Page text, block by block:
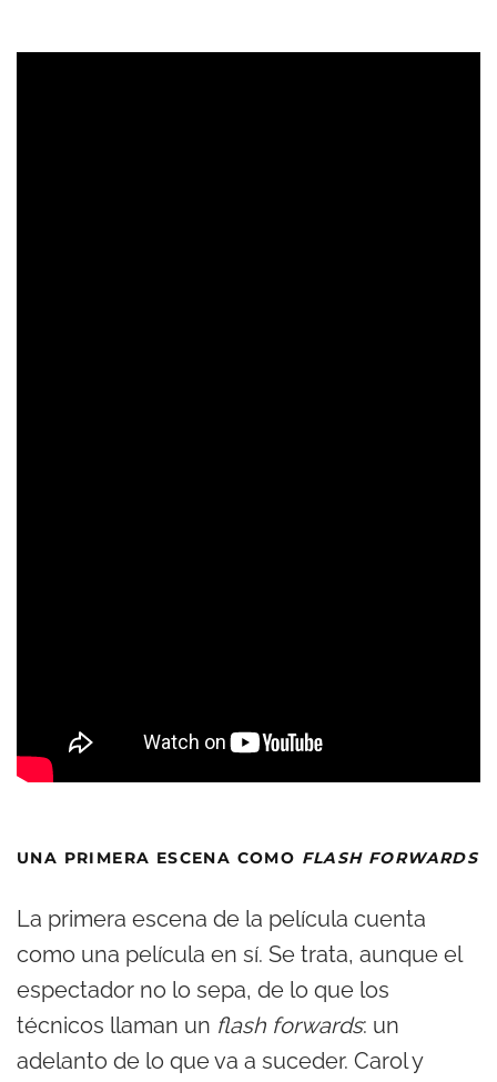
UNA PRIMERA ESCENA COMO FLASH FORWARDS
La primera escena de la película cuenta
como una película en sí. Se trata, aunque el
espectador no lo sepa, de lo que los
técnicos llaman un flash forwards: un
adelanto de lo que va a suceder. Carol y